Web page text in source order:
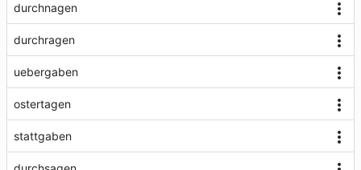
durchnagen
durchragen
uebergaben
ostertagen
stattgaben